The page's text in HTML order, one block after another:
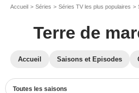
Accueil Séries Séries TV les plus populaires
Terre de
Accueil Saisons et Episodes
Toutes les saisons